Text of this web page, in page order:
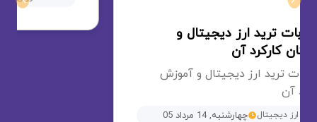
محتوای حمایت شده
صرافی ارز دیجیتال مجله اینترنتی کریپو